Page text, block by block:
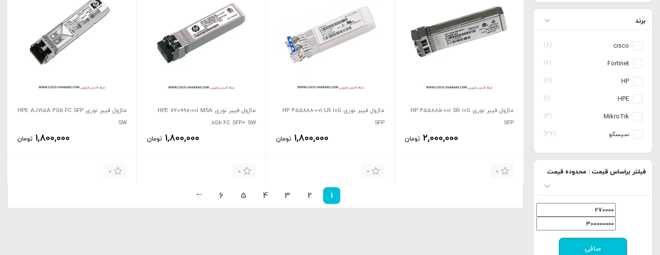
ماژول فیبر نوری HP 455885-001 SR 10G
SFP
0
2,000,000 تومان
ماژول فیبر نوری HP 455888-001 LR 10G
SFP
0
1,800,000 تومان
ماژول فیبر نوری HPE 720998-001 MSA
8Gb FC SFP+ SW
0
1,800,000 تومان
ماژول فیبر نوری HPE AJ715A 4Gb FC SFP
SW
0
1,800,000 تومان
1
2
3
4
5
6
→
برند
cisco
(8)
Fortinet
(2)
HP
(11)
HPE
(1)
MikroTik
(4)
سیسکو
(37)
فیلتر براساس قیمت : محدوده قیمت
حداقل
قیمت
حداكثر
صافی